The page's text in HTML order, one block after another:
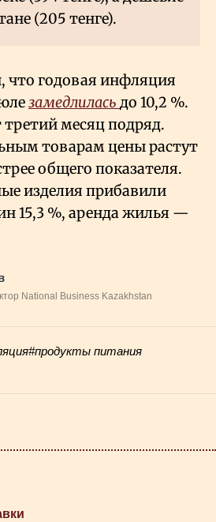
(205 тенге).
что годовая инфляция
замедлилась до 10,2 %.
третий месяц подряд.
товарам цены растут
общего показателя.
изделия прибавили
15,3 %, аренда жилья —
National Business Kazakhstan
#продукты питания